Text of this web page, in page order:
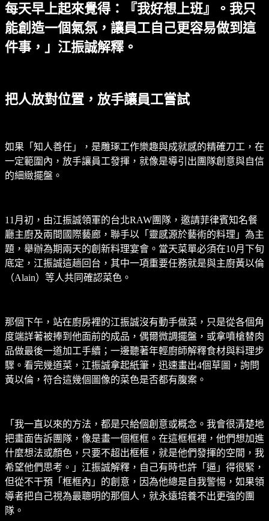
每天早上起來覺得：『我好想上班』。我只
能創造一個氣氛，讓員工自己更容易做到這
件事，」江振誠解釋。
把人放對位置，放手讓員工嘗試
如果「知人善任」，是雕琢工作樂趣與成就感的精確刀工，在
一定範圍內，放手讓員工發揮，就像是導引出團隊創意與自信
的細緻擺盤。
11月初，由江振誠領軍的台北RAW團隊，邀請菲律賓知名餐
廳主廚及兩間國際藝廊，聯手以「靈感源於藝術的料理」為主
題，舉辦為期兩天的創新料理宴會。當天菜單必須在10月下旬
底定，江振誠這趟回台，其中一項重要任務就是與主廚黃以倫
（Alain）等人共同確認菜色。
那個下午，站在廚房裡的江振誠沒有動手做菜，只是從各個角
度端詳著被捧到他面前的成品，偶爾微調擺盤，或拿噴槍替肉
品做最後一道加工手續；一邊聽著年輕廚師解釋食材與料理步
驟。看完幾道菜，江振誠拿起紙筆，迅速畫出4個草圖，詢問
黃以倫，符合這幾個圖像的菜色是否都有腹案。
「我一直以來的方法，都是只給個創意或概念。我會很清楚地
把畫面告訴團隊，像是畫一個框框。在這框框裡，他們想加進
什麼想法或顏色，只要不超出框框，就是他們發揮的空間，我
希望他們思考。」江振誠解釋，自己有時也許「逼」得很緊，
但從不干預「框框內」的創意，因為他總是自我警惕，如果領
導者把自己視為最聰明的那個人，就永遠培養不出更強的團
隊。